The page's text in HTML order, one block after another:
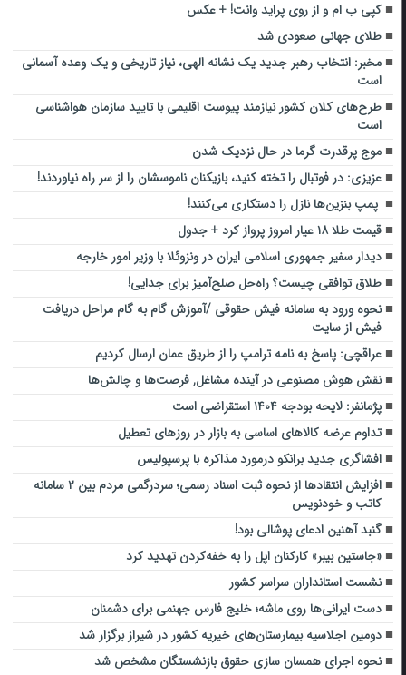
کپی ب ام و از روی پراید وانت! + عکس
طلای جهانی صعودی شد
مخبر: انتخاب رهبر جدید یک نشانه الهی، نیاز تاریخی و یک وعده آسمانی
است
طرح‌های کلان کشور نیازمند پیوست‌ اقلیمی با تایید سازمان هواشناسی
است
موج پرقدرت گرما در حال نزدیک شدن
عزیزی: در فوتبال را تخته کنید، بازیکنان ناموسشان را از سر راه نیاوردند!
پمپ بنزین‌ها نازل را دستکاری می‌کنند!
قیمت طلا ۱۸ عیار امروز پرواز کرد + جدول
دیدار سفیر جمهوری اسلامی ایران در ونزوئلا با وزیر امور خارجه
طلاق توافقی چیست؟ راه‌حل صلح‌آمیز برای جدایی!
نحوه ورود به سامانه فیش حقوقی /آموزش گام به گام مراحل دریافت
فیش از سایت
عراقچی: پاسخ به نامه ترامپ را از طریق عمان ارسال کردیم
نقش هوش مصنوعی در آینده مشاغل, فرصت‌ها و چالش‌ها
پژمانفر: لایحه بودجه ۱۴۰۴ استقراضی است
تداوم عرضه کالاهای اساسی به بازار در روزهای تعطیل
افشاگری جدید برانکو درمورد مذاکره با پرسپولیس
افزایش انتقادها از نحوه ثبت اسناد رسمی؛ سردرگمی مردم بین ۲ سامانه
کاتب و خودنویس
گنبد آهنین ادعای پوشالی بود!
«جاستین بیبر» کارکنان اپل را به خفه‌کردن تهدید کرد
نشست استانداران سراسر کشور
دست ایرانی‌ها روی ماشه؛ خلیج فارس جهنمی برای دشمنان
دومین اجلاسیه بیمارستان‌های خیریه کشور در شیراز برگزار شد
نحوه اجرای همسان سازی حقوق بازنشستگان مشخص شد